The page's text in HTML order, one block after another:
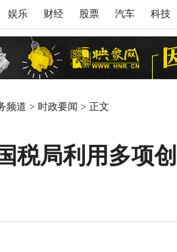
娱乐 财经 股票 汽车 科技
频道 > 时政要闻 > 正文
税局利用多项